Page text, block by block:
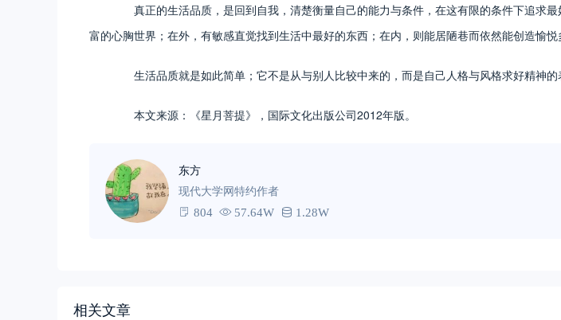
真正的生活品质，是回到自我，清楚衡量自己的能力与条件，在这有限的条件下追求
富的心胸世界；在外，有敏感直觉找到生活中最好的东西；在内，则能居陋巷而依然能创造愉悦
生活品质就是如此简单；它不是从与别人比较中来的，而是自己人格与风格求好精神的
本文来源：《星月菩提》，国际文化出版公司2012年版。
东方
现代大学网特约作者
804 57.64W 1.28W
相关文章